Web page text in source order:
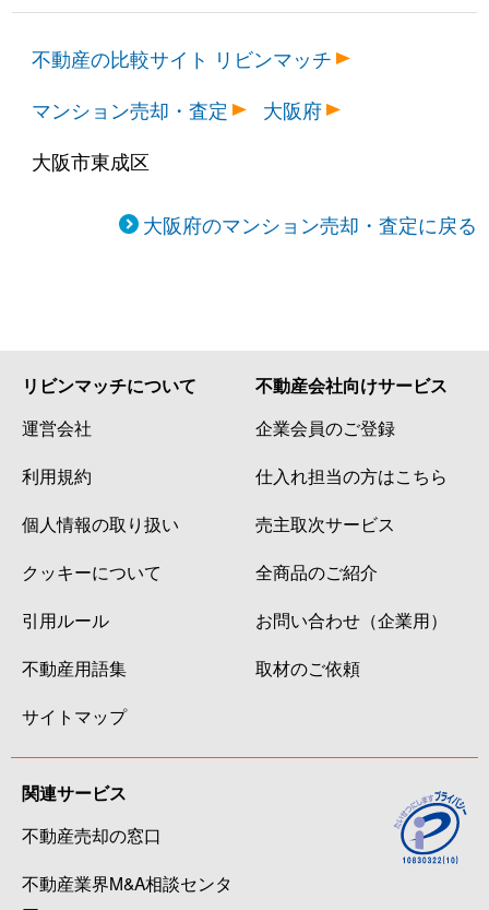
不動産の比較サイト リビンマッチ
マンション売却・査定
大阪府
大阪市東成区
大阪府のマンション売却・査定に戻る
リビンマッチについて
運営会社
利用規約
個人情報の取り扱い
クッキーについて
引用ルール
不動産用語集
サイトマップ
不動産会社向けサービス
企業会員のご登録
仕入れ担当の方はこちら
売主取次サービス
全商品のご紹介
お問い合わせ（企業用）
取材のご依頼
関連サービス
不動産売却の窓口
不動産業界M&A相談センタ